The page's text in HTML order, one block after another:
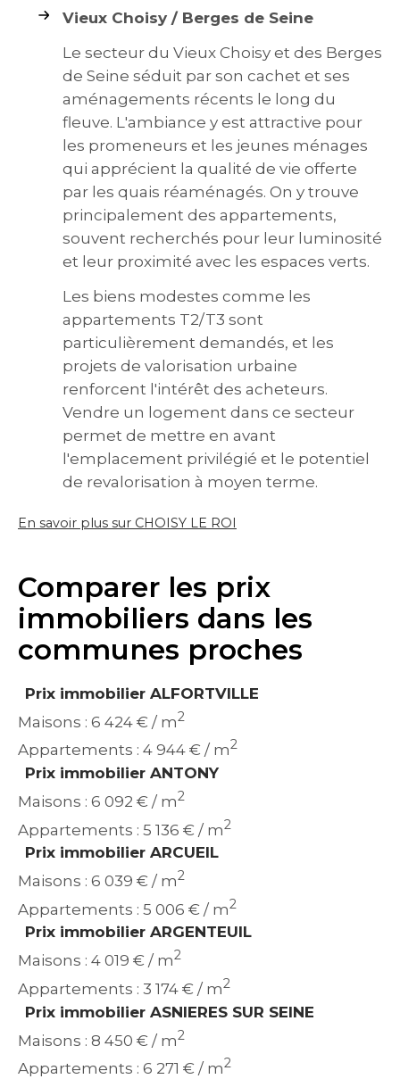
Vieux Choisy / Berges de Seine
Le secteur du Vieux Choisy et des Berges
de Seine séduit par son cachet et ses
aménagements récents le long du
fleuve. L'ambiance y est attractive pour
les promeneurs et les jeunes ménages
qui apprécient la qualité de vie offerte
par les quais réaménagés. On y trouve
principalement des appartements,
souvent recherchés pour leur luminosité
et leur proximité avec les espaces verts.
Les biens modestes comme les
appartements T2/T3 sont
particulièrement demandés, et les
projets de valorisation urbaine
renforcent l'intérêt des acheteurs.
Vendre un logement dans ce secteur
permet de mettre en avant
l'emplacement privilégié et le potentiel
de revalorisation à moyen terme.
En savoir plus sur CHOISY LE ROI
Comparer les prix
immobiliers dans les
communes proches
Prix immobilier ALFORTVILLE
Maisons : 6 424 € / m2
Appartements : 4 944 € / m2
Prix immobilier ANTONY
Maisons : 6 092 € / m2
Appartements : 5 136 € / m2
Prix immobilier ARCUEIL
Maisons : 6 039 € / m2
Appartements : 5 006 € / m2
Prix immobilier ARGENTEUIL
Maisons : 4 019 € / m2
Appartements : 3 174 € / m2
Prix immobilier ASNIERES SUR SEINE
Maisons : 8 450 € / m2
Appartements : 6 271 € / m2